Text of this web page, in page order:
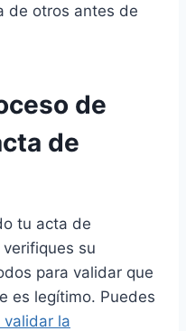
de otros antes de
de
de
tu acta de
su
para validar que
es legítimo. Puedes
validar la